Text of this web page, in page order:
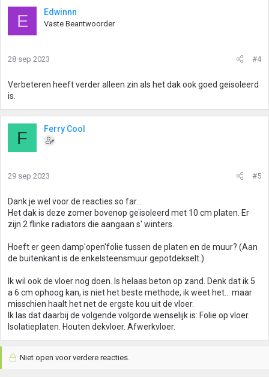
a
d
e
i
g
E Edwinnn
Vaste Beantwoorder
28 sep 2023 #4
Verbeteren heeft verder alleen zin als het dak ook goed geisoleerd
is.
F Ferry Cool
29 sep 2023 #5
Dank je wel voor de reacties so far...
Het dak is deze zomer bovenop geïsoleerd met 10 cm platen. Er
zijn 2 flinke radiators die aangaan s' winters.
Hoeft er geen damp'open'folie tussen de platen en de muur? (Aan
de buitenkant is de enkelsteensmuur gepotdekselt.)
Ik wil ook de vloer nog doen. Is helaas beton op zand. Denk dat ik 5
a 6 cm ophoog kan, is niet het beste methode, ik weet het... maar
misschien haalt het net de ergste kou uit de vloer.
Ik las dat daarbij de volgende volgorde wenselijk is: Folie op vloer.
Isolatieplaten. Houten dekvloer. Afwerkvloer.
Niet open voor verdere reacties.